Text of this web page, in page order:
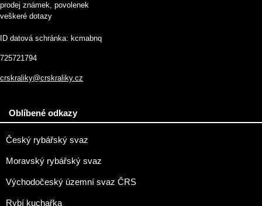
prodej známek, povolenek
veškeré dotazy
ID datová schránka: kcmabnq
725721794
crskraliky@crskraliky.cz
Oblíbené odkazy
Český rybářský svaz
Moravský rybářský svaz
Východočeský územní svaz ČRS
Rybí kuchařka